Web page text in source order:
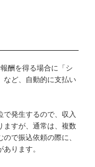
酬を得る場合に「シ
など、自動的に支払い
で発生するので、収入
ますが、通常は、複数
で振込依頼の際に、
あります。